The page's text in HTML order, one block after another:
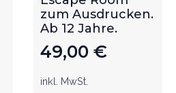
zum Ausdrucken.
Ab 12 Jahre.
49,00 €
inkl. MwSt.